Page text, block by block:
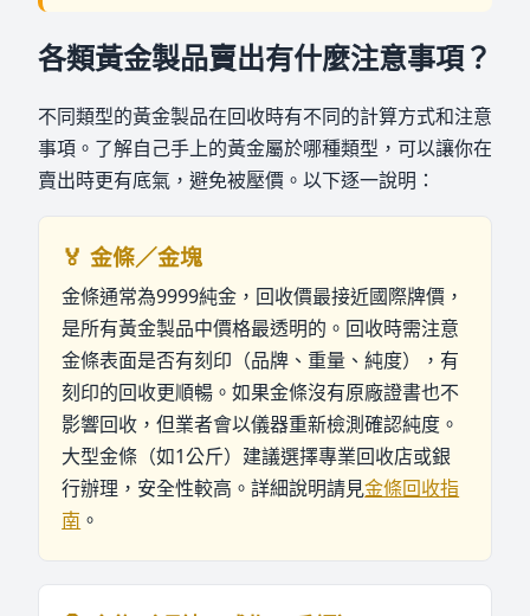
各類黃金製品賣出有什麼注意事項？
不同類型的黃金製品在回收時有不同的計算方式和注意
事項。了解自己手上的黃金屬於哪種類型，可以讓你在
賣出時更有底氣，避免被壓價。以下逐一說明：
🏅 金條／金塊
金條通常為9999純金，回收價最接近國際牌價，
是所有黃金製品中價格最透明的。回收時需注意
金條表面是否有刻印（品牌、重量、純度），有
刻印的回收更順暢。如果金條沒有原廠證書也不
影響回收，但業者會以儀器重新檢測確認純度。
大型金條（如1公斤）建議選擇專業回收店或銀
行辦理，安全性較高。詳細說明請見金條回收指
南 。